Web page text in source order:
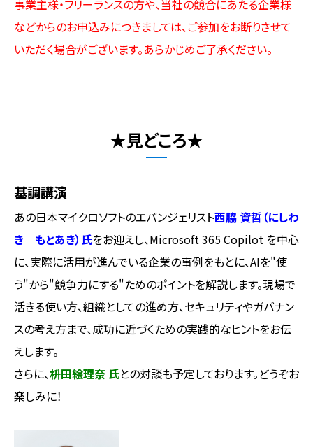
事業主様・フリーランスの方や、当社の競合にあたる企業様
などからのお申込みにつきましては、ご参加をお断りさせて
いただく場合がございます。あらかじめご了承ください。
★見どころ★
基調講演
あの日本マイクロソフトのエバンジェリスト西脇 資哲（にしわ
き もとあき）氏をお迎えし、Microsoft 365 Copilot を中心
に、実際に活用が進んでいる企業の事例をもとに、AIを"使
う"から"競争力にする"ためのポイントを解説します。現場で
活きる使い方、組織としての進め方、セキュリティやガバナン
スの考え方まで、成功に近づくための実践的なヒントをお伝
えします。
さらに、枡田絵理奈 氏との対談も予定しております。どうぞお
楽しみに！